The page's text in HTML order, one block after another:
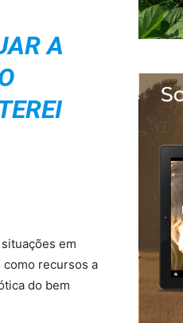
A
em
como recursos a
do bem